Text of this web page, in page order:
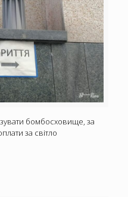
бомбосховище, за
за світло